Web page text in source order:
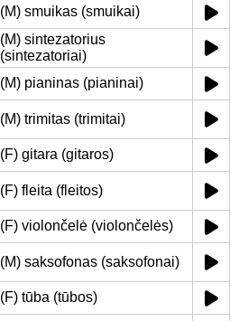
(M) smuikas (smuikai)
(M) sintezatorius
(sintezatoriai)
(M) pianinas (pianinai)
(M) trimitas (trimitai)
(F) gitara (gitaros)
(F) fleita (fleitos)
(F) violončelė (violončelės)
(M) saksofonas (saksofonai)
(F) tūba (tūbos)